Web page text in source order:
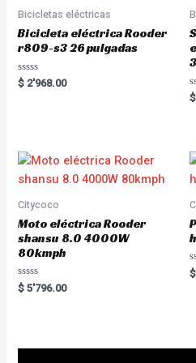
5
Bicicletas eléctricas
Bicicleta eléctrica Rooder
r809-s3 26 pulgadas
R
a
u
t
f
$ 2'968.00
R
a
o
u
t
o
5
$
Citycoco
Moto eléctrica Rooder
shansu 8.0 4000W
80kmph
R
a
$ 5'796.00
R
a
t
$